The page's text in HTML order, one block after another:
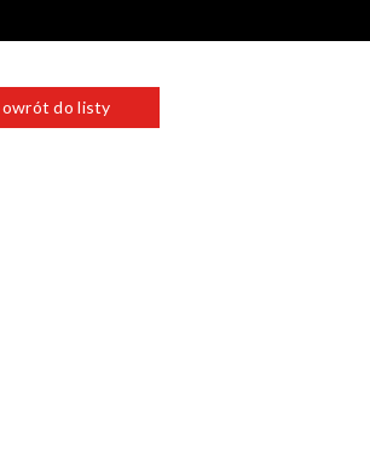
do listy